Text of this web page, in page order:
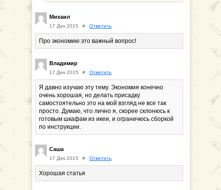
Михаил
17 Дек 2015 # Ответить
Про экономию это важный вопрос!
Владимир
17 Дек 2015 # Ответить
Я давно изучаю эту тему. Экономия конечно
очень хорошая, но делать присадку
самостоятельно это на мой взгляд не все так
просто. Думаю, что лично я, скорее склонюсь к
готовым шкафам из икеи, и ограничюсь сборкой
по инструкции.
Саша
17 Дек 2015 # Ответить
Хорошая статья